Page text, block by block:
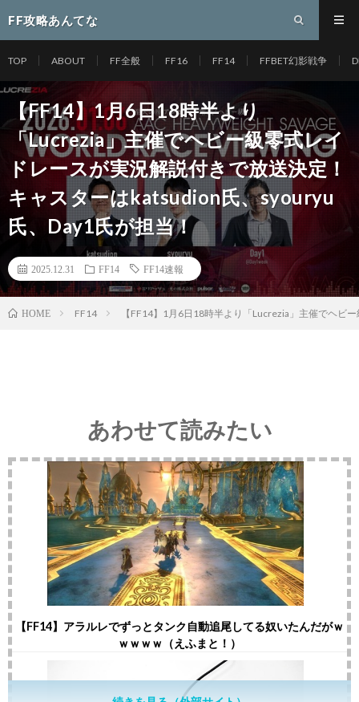
FF攻略あんてな
TOP ABOUT FF全般 FF16 FF14 FFBET幻影戦争
【FF14】1月6日18時半より
「Lucrezia」主催でヘビー級零式レイ
ドレースが実況解説付きで放送決定！
キャスターはkatsudion氏、syouryu
氏、Day1氏が担当！
2025.12.31 FF14 FF14速報
HOME FF14 【FF14】1月6日18時半より「Lucrezia」主催でヘビ
あわせて読みたい
【FF14】アラルレでずっとタンク自動追尾してる奴いたんだがｗ
ｗｗｗｗ（えふまと！）